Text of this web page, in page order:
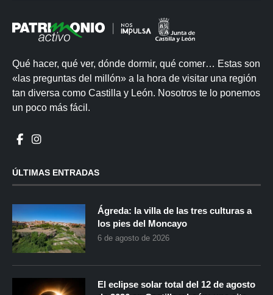
Qué hacer, qué ver, dónde dormir, qué comer… Estas son
«las preguntas del millón» a la hora de visitar una región
tan diversa como Castilla y León. Nosotros te lo ponemos
un poco más fácil.
ÚLTIMAS ENTRADAS
Ágreda: la villa de las tres culturas a
los pies del Moncayo
6 de agosto de 2026
El eclipse solar total del 12 de agosto